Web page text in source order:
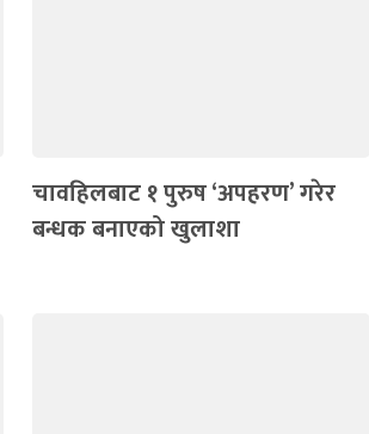
चावहिलबाट १ पुरुष ‘अपहरण’ गरेर
बन्धक बनाएको खुलाशा